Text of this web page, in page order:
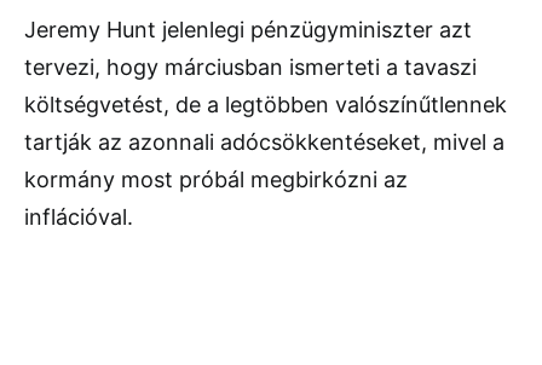
Jeremy Hunt jelenlegi pénzügyminiszter azt
tervezi, hogy márciusban ismerteti a tavaszi
költségvetést, de a legtöbben valószínűtlennek
tartják az azonnali adócsökkentéseket, mivel a
kormány most próbál megbirkózni az
inflációval.